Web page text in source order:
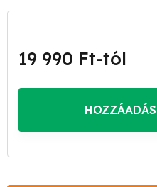
19 990 Ft-tól